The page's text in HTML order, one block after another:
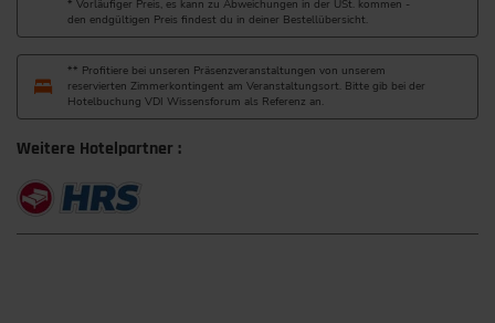
* Vorläufiger Preis, es kann zu Abweichungen in der USt. kommen -
den endgültigen Preis findest du in deiner Bestellübersicht.
** Profitiere bei unseren Präsenzveranstaltungen von unserem
reservierten Zimmerkontingent am Veranstaltungsort. Bitte gib bei der
Hotelbuchung VDI Wissensforum als Referenz an.
Weitere Hotelpartner :